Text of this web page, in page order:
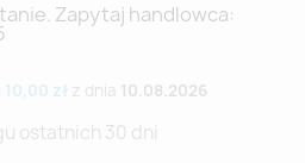
Zapytaj handlowca:
10,00 zł z dnia 10.08.2026
ostatnich 30 dni